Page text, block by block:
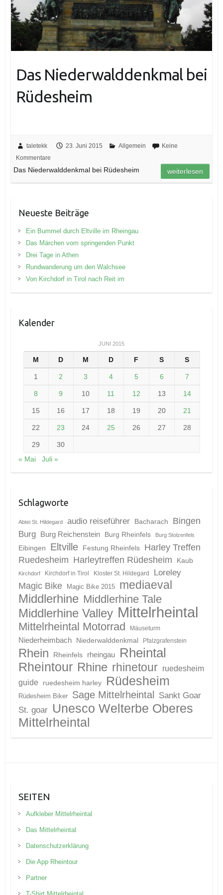
Das Niederwalddenkmal bei
Rüdesheim
taletekk 23. Juni 2015 Allgemein
Keine
Kommentare
Das Niederwalddenkmal bei Rüdesheim weiterlesen
Neueste Beiträge
Ein Bummel durch Eltville im Rheingau
Das Märchen vom springenden Punkt
Drei Tage in Athen
Rundwanderung um den Walchsee
Von Kirchdorf in Tirol nach Reit im
Kalender
JUNI 2015
M D M D F S S
1 2 3 4 5 6 7
8 9 10 11 12 13 14
15 16 17 18 19 20 21
22 23 24 25 26 27 28
29
30
« Mai
Juli »
Schlagworte
Abtei St. Hildegard audio reiseführer Bacharach
Bingen
Burg
Burg Reichenstein Burg Rheinfels Burg Stolzenfels
Eibingen Eltville Festung Rheinfels
Harley Treffen
Ruedesheim Harleytreffen Rüdesheim Kaub
Kirchdorf Kirchdorf in Tirol Kloster St. Hildegard Loreley
Magic Bike Magic Bike 2015 mediaeval
Middlerhine Middlerhine Tale
Middlerhine Valley Mittelrheintal
Mittelrheintal Motorrad Mäuseturm
Niederheimbach Niederwalddenkmal Pfalzgrafenstein
Rhein Rheinfels rheingau
Rheintal
Rheintour Rhine rhinetour ruedesheim
guide
ruedesheim harley Rüdesheim
Rüdesheim Biker Sage Mittelrheintal Sankt Goar
St. goar Unesco Welterbe Oberes
Mittelrheintal
SEITEN
Aufkleber Mittelrheintal
Das Mittelrheintal
Datenschutzerklärung
Die App Rheintour
Partner